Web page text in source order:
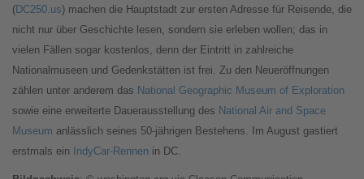
(DC250.us) machen die Hauptstadt zur ersten Adresse für Reisende, die
nicht nur über Geschichte lesen, sondern sie erleben wollen; das in
vielen Fällen sogar kostenlos, denn der Eintritt in zahlreiche
Nationalmuseen und Gedenkstätten ist frei. Zu den Neueröffnungen
zählen unter anderem das National Geographic Museum of Exploration
sowie eine erweiterte Dauerausstellung des National Air and Space
Museum anlässlich seines 50-jährigen Bestehens. Im August gastiert
erstmals ein IndyCar-Rennen in DC.